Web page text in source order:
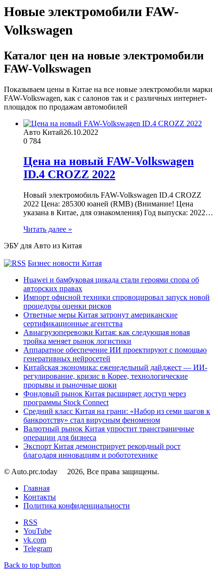
Новые электромобили FAW-
Volkswagen
Каталог цен на новые электромобили
FAW-Volkswagen
Показываем цены в Китае на все новые электромобили марки
FAW-Volkswagen, как с салонов так и с различных интернет-
площадок по продажам автомобилей
Авто Китай26.10.2022
0 784
Цена на новый FAW-Volkswagen
ID.4 CROZZ 2022
Новый электромобиль FAW-Volkswagen ID.4 CROZZ
2022 Цена: 285300 юаней (RMB) (Внимание! Цена
указана в Китае, для ознакомления) Год выпуска: 2022…
Читать далее »
ЭБУ для Авто из Китая
Бизнес новости Китая
Huawei и бамбуковая цикада стали героями спора об
авторских правах
Импорт офисной техники спровоцировал запуск новой
процедуры оценки рисков
Ответные меры Китая затронут американские
сертификационные агентства
Авиагрузоперевозки Китая: как следующая новая
тройка меняет рынок логистики
Аппаратное обеспечение ИИ проектируют с помощью
генеративных нейросетей
Китайская экономика: еженедельный дайджест — ИИ-
регулирование, кризис в Корее, технологические
прорывы и рыночные шоки
Фондовый рынок Китая расширяет доступ через
программы Stock Connect
Средний класс Китая на грани: «Набор из семи шагов к
банкротству» стал вирусным феноменом
Валютный рынок Китая упростит трансграничные
операции для бизнеса
Экспорт Китая демонстрирует рекордный рост
благодаря инновациям и робототехнике
© Auto.prc.today
2026, Все права защищены.
Главная
Контакты
Политика конфиденциальности
RSS
YouTube
vk.com
Telegram
Back to top button